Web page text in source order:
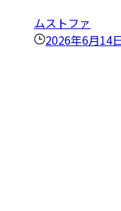
ムストファ
2026年6月14